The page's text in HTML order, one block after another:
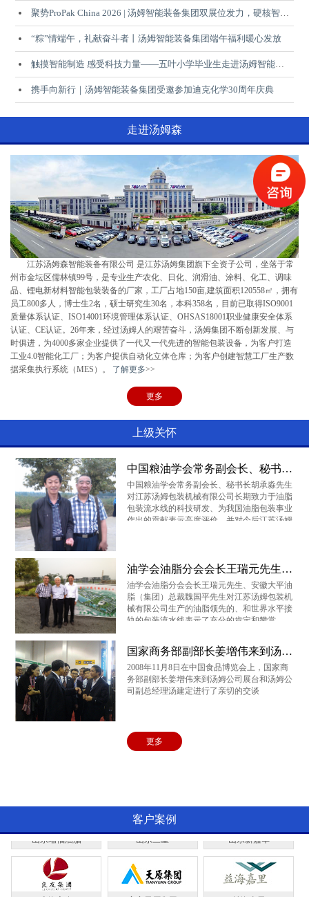
聚势ProPak China 2026 | 汤姆智能装备集团双展位发力，硬核智造成果赋能行业升级
“粽”情端午，礼献奋斗者丨汤姆智能装备集团端午福利暖心发放
触摸智能制造 感受科技力量——五叶小学毕业生走进汤姆智能装备集团开展研学实践活动
携手向新行｜汤姆智能装备集团受邀参加迪克化学30周年庆典
走进汤姆森
江苏汤姆森智能装备有限公司 是江苏汤姆集团旗下全资子公司，坐落于常
州市金坛区儒林镇99号，是专业生产农化、日化、润滑油、涂料、化工、调味
品、锂电新材料智能包装装备的厂家，工厂占地150亩,建筑面积120558㎡，拥有
员工800多人，博士生2名，硕士研究生30名，本科358名，目前已取得ISO9001
质量体系认证、ISO14001环境管理体系认证、OHSAS18001职业健康安全体系
认证、CE认证。26年来，经过汤姆人的艰苦奋斗，汤姆集团不断创新发展、与
时俱进，为4000多家企业提供了一代又一代先进的智能包装设备，为客户打造
工业4.0智能化工厂；为客户提供自动化立体仓库；为客户创建智慧工厂生产数
据采集执行系统（MES）。 了解更多>>
更多
上级关怀
中国粮油学会常务副会长、秘书长胡承淼先生莅临我司
中国粮油学会常务副会长、秘书长胡承淼先生
对江苏汤姆包装机械有限公司长期致力于油脂
包装流水线的科技研发、为我国油脂包装事业
作出的贡献表示高度评价，并对今后江苏汤姆
油学会油脂分会会长王瑞元先生、安徽大平油脂（集团）总裁魏国平先生来我司指导
油学会油脂分会会长王瑞元先生、安徽大平油
脂（集团）总裁魏国平先生对江苏汤姆包装机
械有限公司生产的油脂领先的、和世界水平接
轨的包装流水线表示了充分的肯定和赞赏
国家商务部副部长姜增伟来到汤姆公司展台和汤姆公司副总经理汤建定进行了亲切的交谈
2008年11月8日在中国食品博览会上，国家商
务部副部长姜增伟来到汤姆公司展台和汤姆公
司副总经理汤建定进行了亲切的交谈
更多
客户案例
上海大联 山东源根石化 零公里
PTT 山东国鸿 美孚
贵州味莼园 壳牌 深圳车仆
一汽大众 依合聚工 长春德联
中国蓝星
云瀚股份 南京龙蟠 长城润滑油
中海油
大平粮油 爱菊油脂 云河实业
乐悠悠 燕庄油脂 齐云山茶油
成都红旗油脂
山东瑞福油脂 山东三星 山东新嘉华
上海良友 宜宾天原集团 益海嘉里